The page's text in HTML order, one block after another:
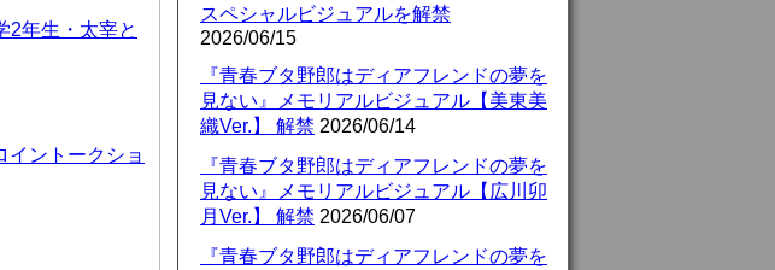
2年生・太宰と
イントークショ
スペシャルビジュアルを解禁
2026/06/15
『青春ブタ野郎はディアフレンドの夢を
見ない』メモリアルビジュアル【美東美
織Ver.】 解禁 2026/06/14
『青春ブタ野郎はディアフレンドの夢を
見ない』メモリアルビジュアル【広川卯
月Ver.】 解禁 2026/06/07
『青春ブタ野郎はディアフレンドの夢を